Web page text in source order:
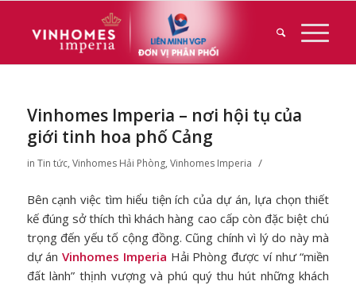
Vinhomes Imperia – nơi hội tụ của
giới tinh hoa phố Cảng
in Tin tức, Vinhomes Hải Phòng, Vinhomes Imperia /
Bên cạnh việc tìm hiểu tiện ích của dự án, lựa chọn thiết
kế đúng sở thích thì khách hàng cao cấp còn đặc biệt chú
trọng đến yếu tố cộng đồng. Cũng chính vì lý do này mà
dự ánVinhomes Imperia Hải Phòng được ví như “miền
đất lành” thịnh vượng và phú quý thu hút những khách